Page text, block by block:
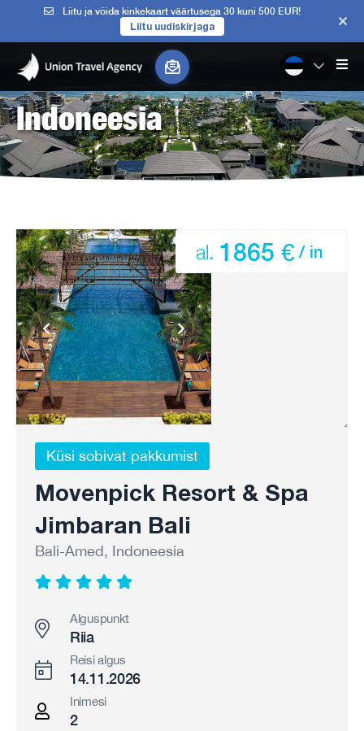
Liitu ja võida kinkekaart väärtusega 30 kuni 500 EUR!
Liitu uudiskirjaga
Indoneesia
Küsi sobivat pakkumist
Movenpick Resort & Spa
Jimbaran Bali
Bali-Amed, Indoneesia
al. 1865 € / in
Alguspunkt
Riia
Reisi algus
14.11.2026
Inimesi
2